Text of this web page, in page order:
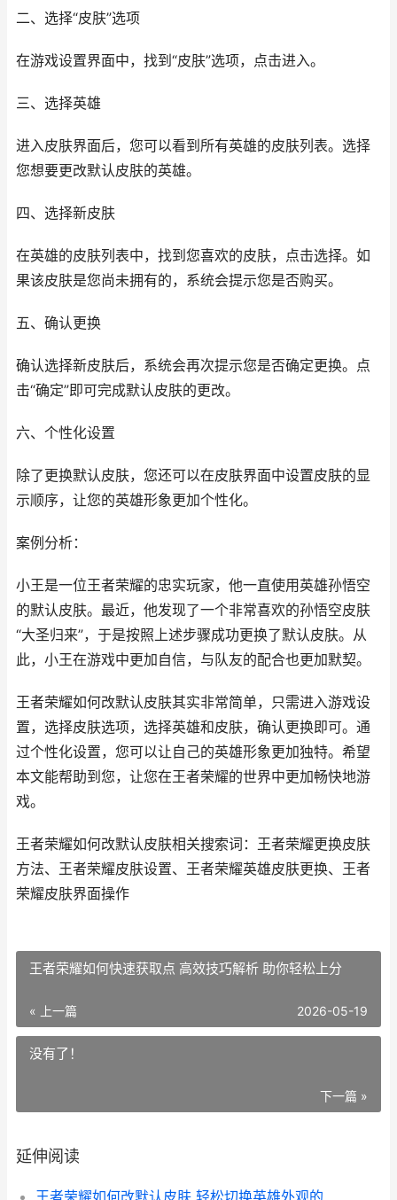
二、选择“皮肤”选项
在游戏设置界面中，找到“皮肤”选项，点击进入。
三、选择英雄
进入皮肤界面后，您可以看到所有英雄的皮肤列表。选择
您想要更改默认皮肤的英雄。
四、选择新皮肤
在英雄的皮肤列表中，找到您喜欢的皮肤，点击选择。如
果该皮肤是您尚未拥有的，系统会提示您是否购买。
五、确认更换
确认选择新皮肤后，系统会再次提示您是否确定更换。点
击“确定”即可完成默认皮肤的更改。
六、个性化设置
除了更换默认皮肤，您还可以在皮肤界面中设置皮肤的显
示顺序，让您的英雄形象更加个性化。
案例分析：
小王是一位王者荣耀的忠实玩家，他一直使用英雄孙悟空
的默认皮肤。最近，他发现了一个非常喜欢的孙悟空皮肤
“大圣归来”，于是按照上述步骤成功更换了默认皮肤。从
此，小王在游戏中更加自信，与队友的配合也更加默契。
王者荣耀如何改默认皮肤其实非常简单，只需进入游戏设
置，选择皮肤选项，选择英雄和皮肤，确认更换即可。通
过个性化设置，您可以让自己的英雄形象更加独特。希望
本文能帮助到您，让您在王者荣耀的世界中更加畅快地游
戏。
王者荣耀如何改默认皮肤相关搜索词：王者荣耀更换皮肤
方法、王者荣耀皮肤设置、王者荣耀英雄皮肤更换、王者
荣耀皮肤界面操作
王者荣耀如何快速获取点 高效技巧解析 助你轻松上分
« 上一篇 2026-05-19
没有了！
下一篇 »
延伸阅读